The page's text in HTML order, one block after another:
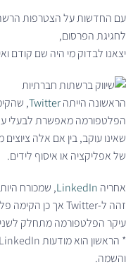
לחגיגת הפרסום,
יצאנו לבדוק מי היה שם קודם
הראשונה הייתהTwitter
הפלטפורמה מאפשרת לבעלי
שאינו עוקב, בין אם אלה
של אפליקציה או איסוף לידים.
אחריה LinkedIn, שמכורח
זהה ל-Twitter אך כן הקימה פלטפורמת פרסום LinkedIn Ads.
עיקר הפלטפורמה מתחלק
והשמה.